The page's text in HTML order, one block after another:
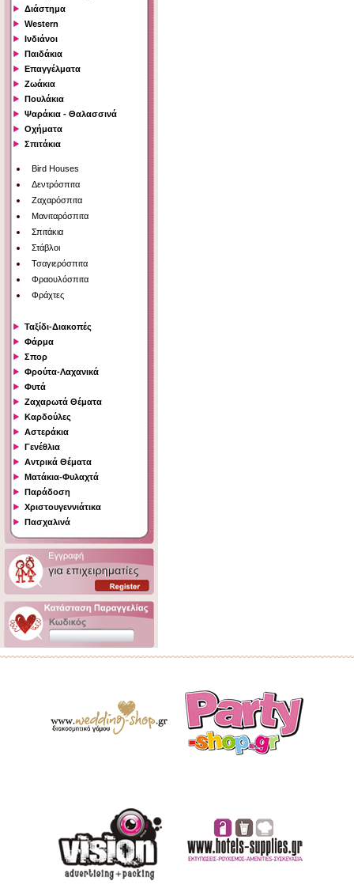
Διάστημα
Western
Ινδιάνοι
Παιδάκια
Επαγγέλματα
Ζωάκια
Πουλάκια
Ψαράκια - Θαλασσινά
Οχήματα
Σπιτάκια
Bird Houses
Δεντρόσπιτα
Ζαχαρόσπιτα
Μανιταρόσπιτα
Σπιτάκια
Στάβλοι
Τσαγιερόσπιτα
Φραουλόσπιτα
Φράχτες
Ταξίδι-Διακοπές
Φάρμα
Σπορ
Φρούτα-Λαχανικά
Φυτά
Ζαχαρωτά Θέματα
Καρδούλες
Αστεράκια
Γενέθλια
Αντρικά Θέματα
Ματάκια-Φυλαχτά
Παράδοση
Χριστουγεννιάτικα
Πασχαλινά